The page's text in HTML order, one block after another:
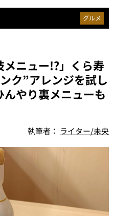
グルメ
メニュー!?」くら寿
ク”アレンジを試し
やり裏メニューも
執筆者： ライター/未央